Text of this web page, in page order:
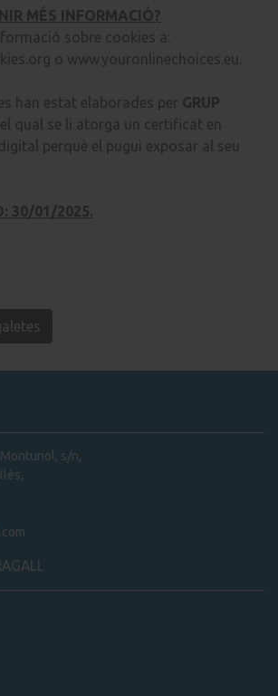
MÉS INFORMACIÓ?
sobre cookies a:
o www.youronlinechoices.eu.
han estat elaborades per GRUP
qual se li atorga un certificat en
perquè el pugui exposar al seu
30/01/2025.
s/n,